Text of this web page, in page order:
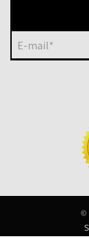
E-mail*
©